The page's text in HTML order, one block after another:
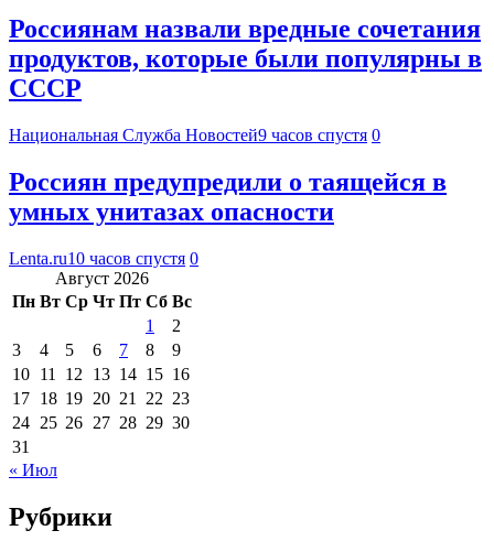
Россиянам назвали вредные сочетания
продуктов, которые были популярны в
СССР
Национальная Служба Новостей9 часов спустя 0
Россиян предупредили о таящейся в
умных унитазах опасности
Lenta.ru10 часов спустя 0
Август 2026
Пн Вт Ср Чт Пт Сб Вс
1
2
3
4 5 6 7 8
9
10 11 12 13 14 15 16
17 18 19 20 21 22 23
24 25 26 27 28 29 30
31
« Июл
Рубрики